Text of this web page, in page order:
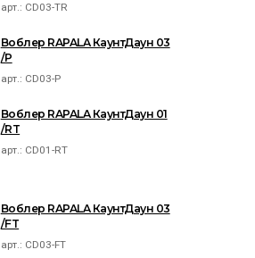
арт.: CD03-TR
Воблер RAPALA КаунтДаун 03
/P
арт.: CD03-P
Воблер RAPALA КаунтДаун 01
/RT
арт.: CD01-RT
Воблер RAPALA КаунтДаун 03
/FT
арт.: CD03-FT